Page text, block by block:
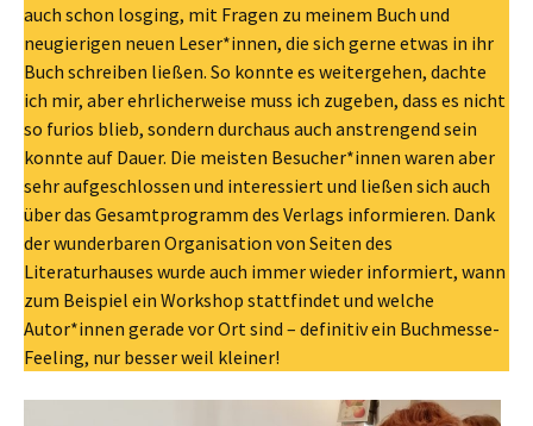
auch schon losging, mit Fragen zu meinem Buch und
neugierigen neuen Leser*innen, die sich gerne etwas in ihr
Buch schreiben ließen. So konnte es weitergehen, dachte
ich mir, aber ehrlicherweise muss ich zugeben, dass es nicht
so furios blieb, sondern durchaus auch anstrengend sein
konnte auf Dauer. Die meisten Besucher*innen waren aber
sehr aufgeschlossen und interessiert und ließen sich auch
über das Gesamtprogramm des Verlags informieren. Dank
der wunderbaren Organisation von Seiten des
Literaturhauses wurde auch immer wieder informiert, wann
zum Beispiel ein Workshop stattfindet und welche
Autor*innen gerade vor Ort sind – definitiv ein Buchmesse-
Feeling, nur besser weil kleiner!